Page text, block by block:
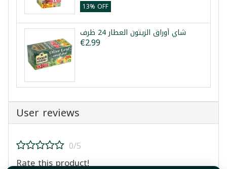
13% OFF
شاي أوراق الزيتون العطار 24 ظرف
€2.99
User reviews
0/5
Rate this product!